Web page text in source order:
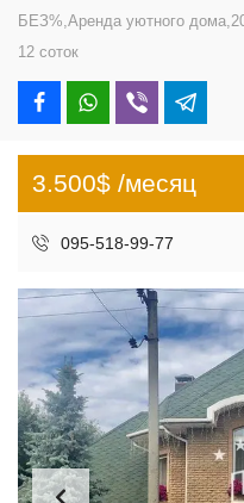
БЕЗ%,Аренда уютного
12 соток
3.500$ /месяц
095-518-99-77